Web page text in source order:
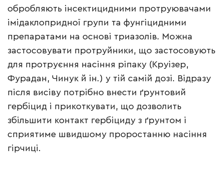
обробляють інсектицидними протруювачами
імідаклопридної групи та фунгіцидними
препаратами на основі триазолів. Можна
застосовувати протруйники, що застосовують
для протруєння насіння ріпаку (Круізер,
Фурадан, Чинук й ін.) у тій самій дозі. Відразу
після висіву потрібно внести ґрунтовий
гербіцид і прикоткувати, що дозволить
збільшити контакт гербіциду з ґрунтом і
сприятиме швидшому проростанню насіння
гірчиці.